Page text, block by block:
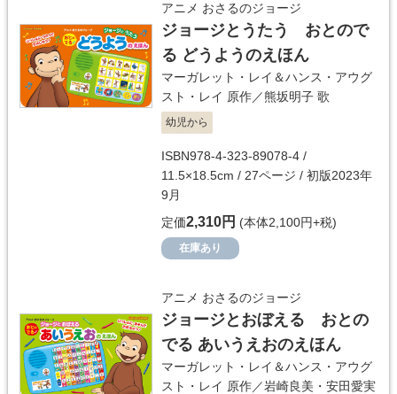
アニメ おさるのジョージ
ジョージとうたう おとので
る どうようのえほん
マーガレット・レイ＆ハンス・アウグ
スト・レイ 原作／熊坂明子 歌
幼児から
ISBN978-4-323-89078-4 /
11.5×18.5cm / 27ページ / 初版2023年
9月
定価2,310円 (本体2,100円+税)
在庫あり
アニメ おさるのジョージ
ジョージとおぼえる おとの
でる あいうえおのえほん
マーガレット・レイ＆ハンス・アウグ
スト・レイ 原作／岩崎良美・安田愛実